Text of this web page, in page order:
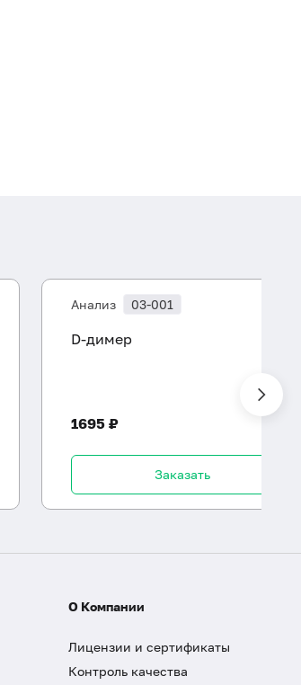
Анализ 03-001
D-димер
1695 ₽
Заказать
О Компании
Лицензии и сертификаты
Контроль качества